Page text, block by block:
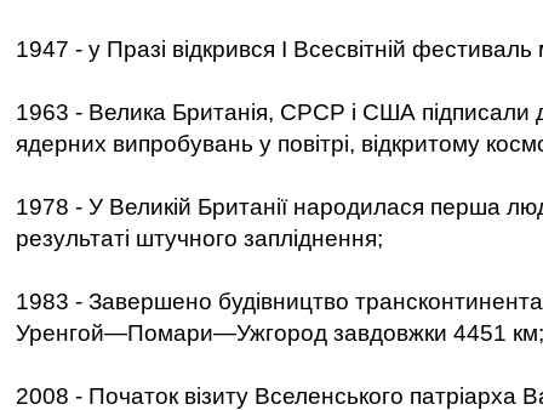
1947 - у Празі відкрився I Всесвітній фестиваль
1963 - Велика Британія, СРСР і США підписали
ядерних випробувань у повітрі, відкритому
1978 - У Великій Британії народилася перша
результаті штучного запліднення;
1983 - Завершено будівництво
Уренгой—Помари—Ужгород завдовжки 4451 км;
2008 - Початок візиту Вселенського патріарха